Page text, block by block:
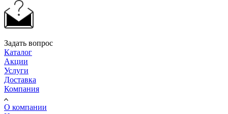
Задать вопрос
Каталог
Акции
Услуги
Доставка
Компания
О компании